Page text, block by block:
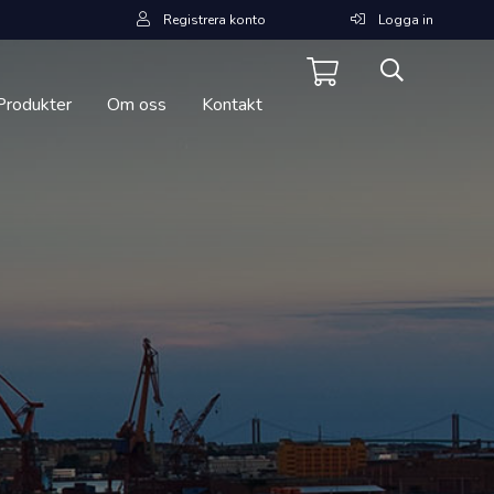
Registrera konto Logga in
Om oss Kontakt